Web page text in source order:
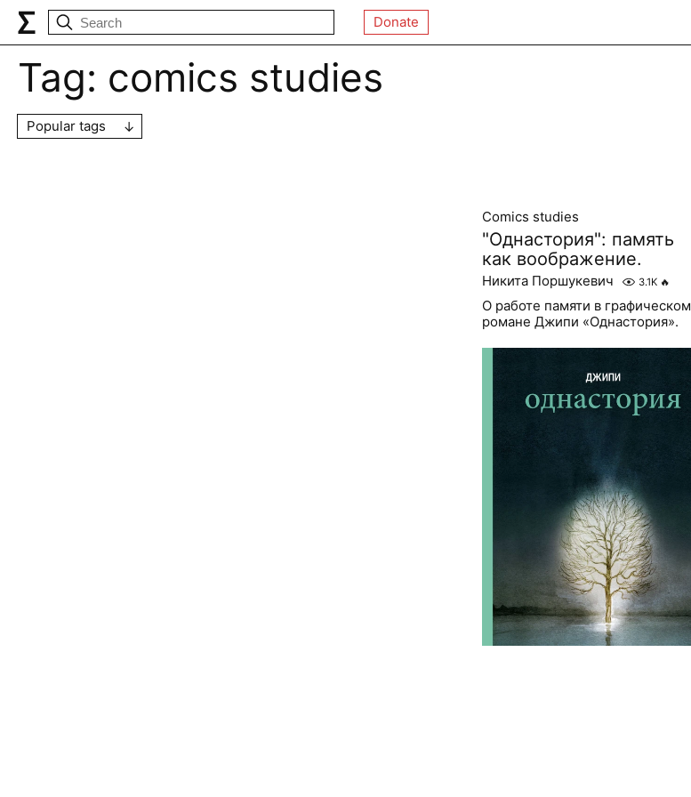
Donate
Tag: comics studies
Popular tags
Comics studies
"Однастория": память
как воображение.
Никита Поршукевич 3.1K 🔥
О работе памяти в графическом
романе Джипи «Однастория».